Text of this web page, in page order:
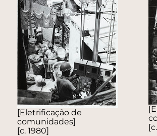
[Eletrificação de
comunidades]
[c. 1980]